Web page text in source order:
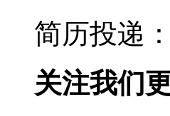
简历投递：
关注我们